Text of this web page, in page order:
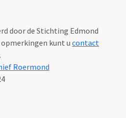
door de Stichting Edmond
opmerkingen kunt u contact
Roermond